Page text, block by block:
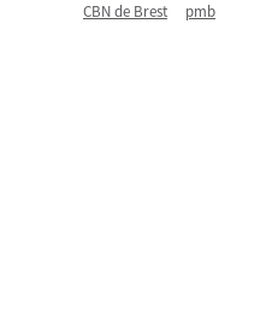
CBN de Brest pmb